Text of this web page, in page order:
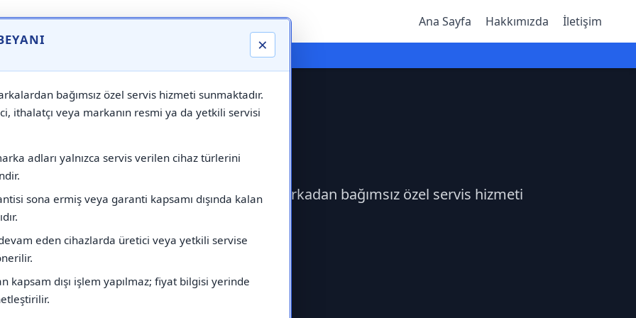
×
bağımsız özel servis hizmeti sunmaktadır.
ithalatçı veya markanın resmi ya da yetkili servisi
adları yalnızca servis verilen cihaz türlerini
sona ermiş veya garanti kapsamı dışında kalan
eden cihazlarda üretici veya yetkili servise
kapsam dışı işlem yapılmaz; fiyat bilgisi yerinde
Ana Sayfa Hakkımızda İletişim
⚠️ Markadan Bağımsız "Özel Servis" Hizmeti
Servisi
Protherm Servisi çağırabilirsiniz.Markadan bağımsız özel servis hizmeti